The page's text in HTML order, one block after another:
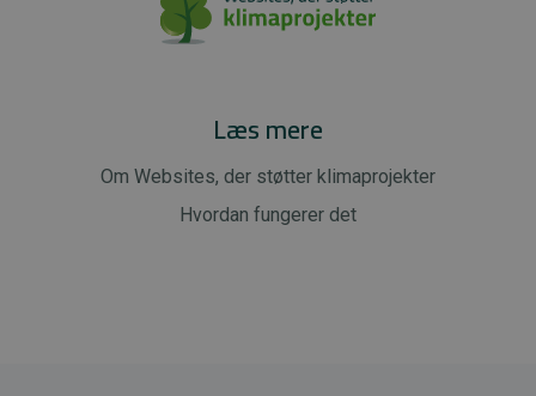
Læs mere
Om Websites, der støtter klimaprojekter
Hvordan fungerer det